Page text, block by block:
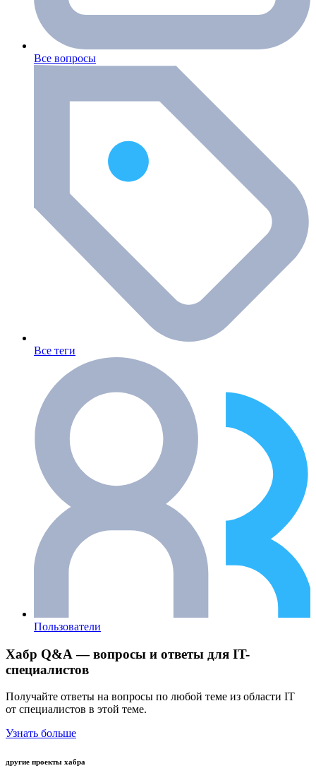
Все вопросы
Все теги
Пользователи
Хабр Q&A — вопросы и ответы для IT-
специалистов
Получайте ответы на вопросы по любой теме из области IT
от специалистов в этой теме.
Узнать больше
другие проекты хабра